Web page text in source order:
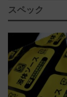
スペック